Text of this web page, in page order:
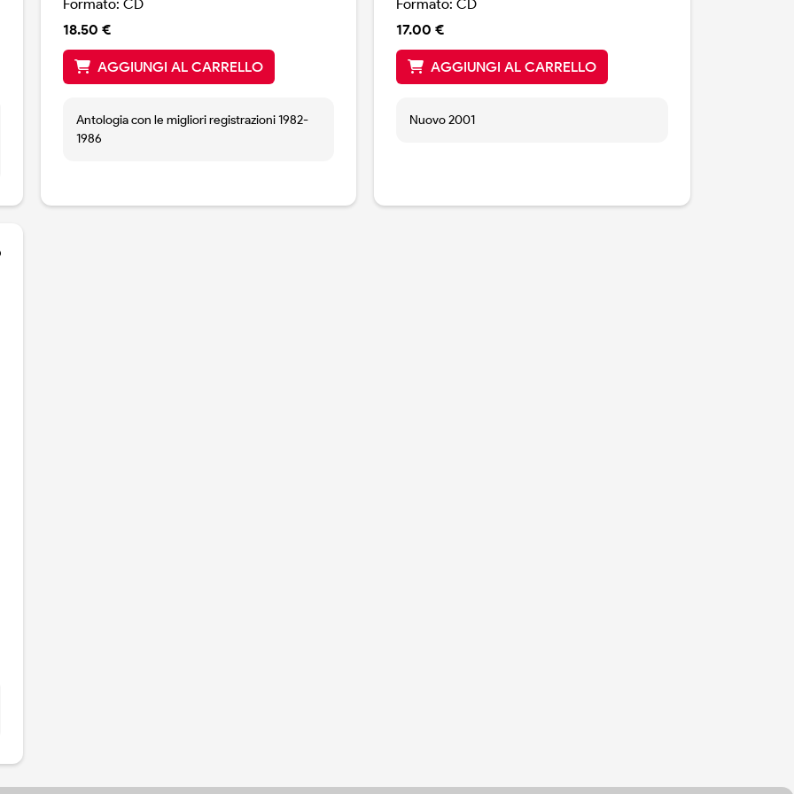
Formato: CD
18.50 €
AGGIUNGI AL CARRELLO
Antologia con le migliori registrazioni 1982-
1986
Formato: CD
17.00 €
AGGIUNGI AL CARRELLO
Nuovo 2001